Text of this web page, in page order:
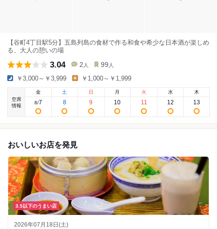
【谷町4丁目駅5分】五島列島の食材で作る和食や希少な日本酒が楽しめ
る、大人の憩いの場
3.04 2 人 99 人
￥3,000～￥3,999 ￥1,000～￥1,999
空席
情報
金
8/7
土
8
日
9
月
10
火
11
水
12
木
13
おいしいお店を発見
3.5以下のうまい店
2026年07月18日(土)